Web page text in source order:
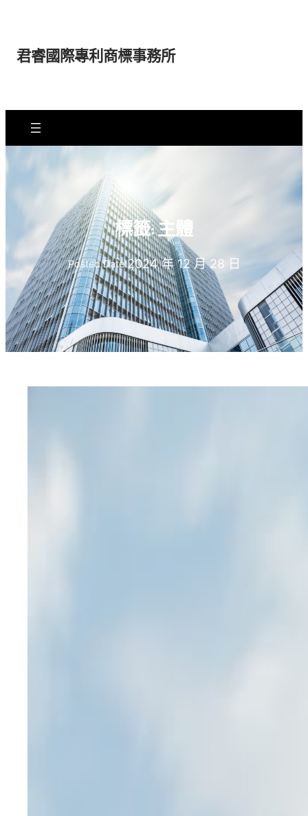
君睿國際專利商標事務所
標籤:主體
Posted Date:2024 年 12 月 28 日